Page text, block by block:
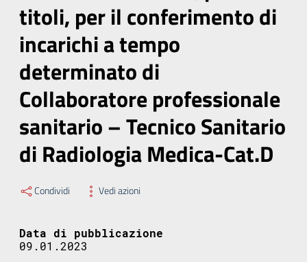
titoli, per il conferimento di
incarichi a tempo
determinato di
Collaboratore professionale
sanitario – Tecnico Sanitario
di Radiologia Medica-Cat.D
Condividi Vedi azioni
Data di pubblicazione
09.01.2023